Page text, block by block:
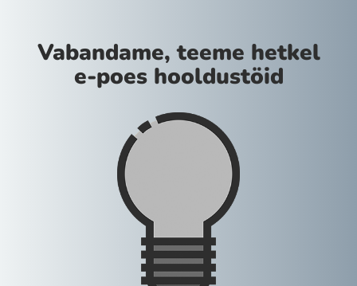
Vabandame, teeme hetkel
e-poes hooldustöid